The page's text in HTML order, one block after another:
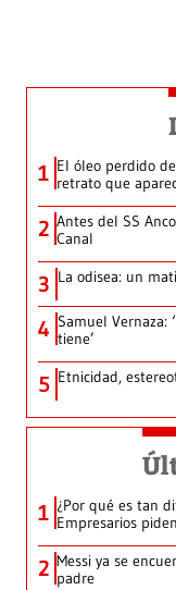
1 El óleo perdido
retrato que
2 Antes del SS
Canal
3 La odisea: un
4 Samuel Vernaza:
tiene’
5 Etnicidad,
1 ¿Por qué es tan
Empresarios
2 Messi ya se
padre